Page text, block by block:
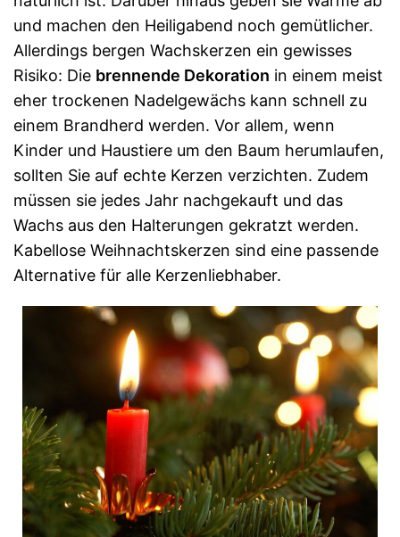
und machen den Heiligabend noch gemütlicher.
Allerdings bergen Wachskerzen ein gewisses
Risiko: Die brennende Dekoration in einem meist
eher trockenen Nadelgewächs kann schnell zu
einem Brandherd werden. Vor allem, wenn
Kinder und Haustiere um den Baum herumlaufen,
sollten Sie auf echte Kerzen verzichten. Zudem
müssen sie jedes Jahr nachgekauft und das
Wachs aus den Halterungen gekratzt werden.
Kabellose Weihnachtskerzen sind eine passende
Alternative für alle Kerzenliebhaber.